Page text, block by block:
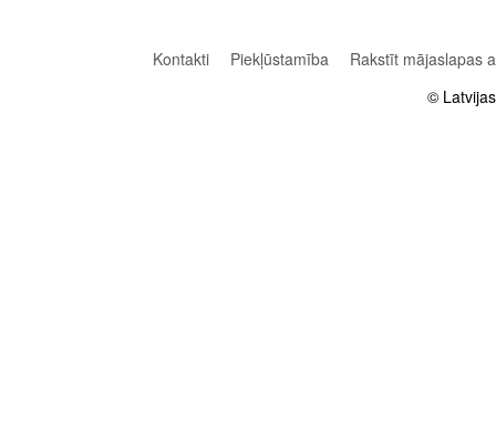
Kontakti Piekļūstamība
Rakstīt mājaslapas
©